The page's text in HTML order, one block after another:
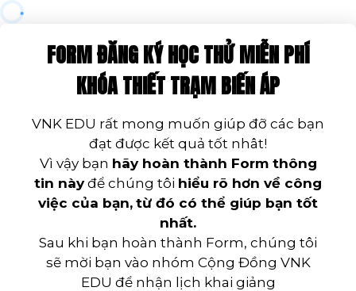
FORM ĐĂNG KÝ HỌC THỬ MIỄN PHÍ
KHÓA THIẾT TRẠM BIẾN ÁP
VNK EDU rất mong muốn giúp đỡ các bạn
đạt được kết quả tốt nhât!
Vì vậy bạn hãy hoàn thành Form thông
tin nàyđể chúng tôi hiểu rõ hơn về công
việc của bạn, từ đó có thể giúp bạn tốt
nhất.
Sau khi bạn hoàn thành Form, chúng tôi
sẽ mời bạn vào nhóm Cộng Đồng VNK
EDU để nhận lịch khai giảng